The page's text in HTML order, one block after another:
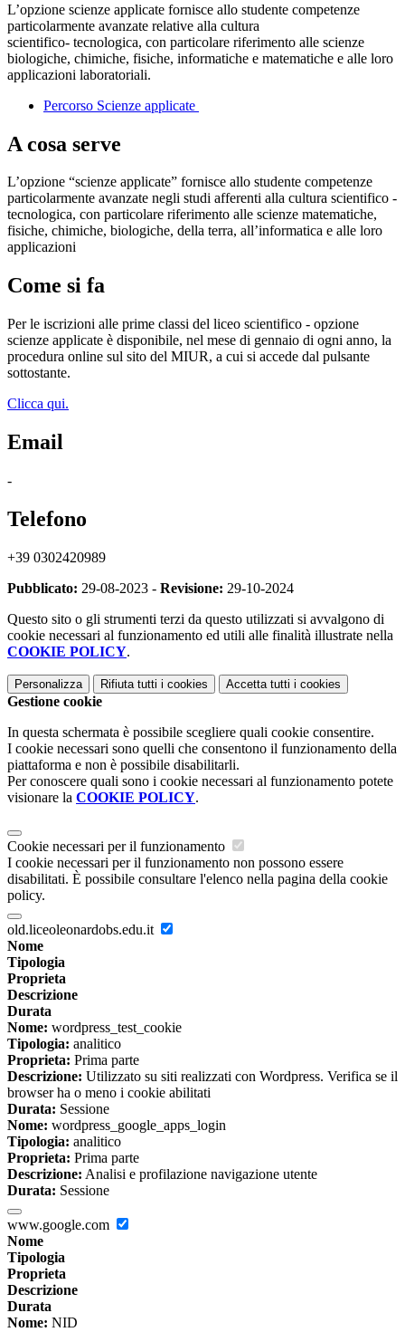
L’opzione scienze applicate fornisce allo studente competenze
particolarmente avanzate relative alla cultura
scientifico- tecnologica, con particolare riferimento alle scienze
biologiche, chimiche, fisiche, informatiche e matematiche e alle loro
applicazioni laboratoriali.
Percorso Scienze applicate
A cosa serve
L’opzione “scienze applicate” fornisce allo studente competenze
particolarmente avanzate negli studi afferenti alla cultura scientifico -
tecnologica, con particolare riferimento alle scienze matematiche,
fisiche, chimiche, biologiche, della terra, all’informatica e alle loro
applicazioni
Come si fa
Per le iscrizioni alle prime classi del liceo scientifico - opzione
scienze applicate è disponibile, nel mese di gennaio di ogni anno, la
procedura online sul sito del MIUR, a cui si accede dal pulsante
sottostante.
Clicca qui.
Email
-
Telefono
+39 0302420989
Pubblicato: 29-08-2023 - Revisione: 29-10-2024
Questo sito o gli strumenti terzi da questo utilizzati si avvalgono di
cookie necessari al funzionamento ed utili alle finalità illustrate nella
COOKIE POLICY.
Personalizza Rifiuta tutti i cookies Accetta tutti i cookies
Gestione cookie
In questa schermata è possibile scegliere quali cookie consentire.
I cookie necessari sono quelli che consentono il funzionamento della
piattaforma e non è possibile disabilitarli.
Per conoscere quali sono i cookie necessari al funzionamento potete
visionare la COOKIE POLICY.
Cookie necessari per il funzionamento
I cookie necessari per il funzionamento non possono essere
disabilitati. È possibile consultare l'elenco nella pagina della cookie
policy.
old.liceoleonardobs.edu.it
Nome
Tipologia
Proprieta
Descrizione
Durata
Nome: wordpress_test_cookie
Tipologia: analitico
Proprieta: Prima parte
Descrizione: Utilizzato su siti realizzati con Wordpress. Verifica se il
browser ha o meno i cookie abilitati
Durata: Sessione
Nome: wordpress_google_apps_login
Tipologia: analitico
Proprieta: Prima parte
Descrizione: Analisi e profilazione navigazione utente
Durata: Sessione
www.google.com
Nome
Tipologia
Proprieta
Descrizione
Durata
Nome: NID